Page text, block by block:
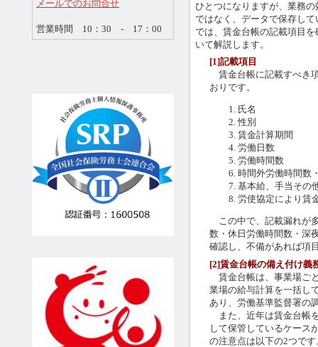
ひとつになりますが、業務
ではなく、データで保存し
では、賃金台帳の記載項目
いて解説します。
[1]記載項目
賃金台帳に記載すべき
おりです。
氏名
性別
賃金計算期間
労働日数
労働時間数
時間外労働時間数
基本給、手当その
労使協定により賃
この中で、記載漏れが
数・休日労働時間数・深
確認し、不備があれば項
[2]賃金台帳の備え付け義
賃金台帳は、事業場ご
業場の給与計算を一括し
あり、労働基準監督署の
また、近年は賃金台帳
して保管しているケース
の注意点は以下の2つです
メールでのお問合せ
営業時間 10：30 - 17：00